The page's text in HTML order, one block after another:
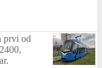
prvi od